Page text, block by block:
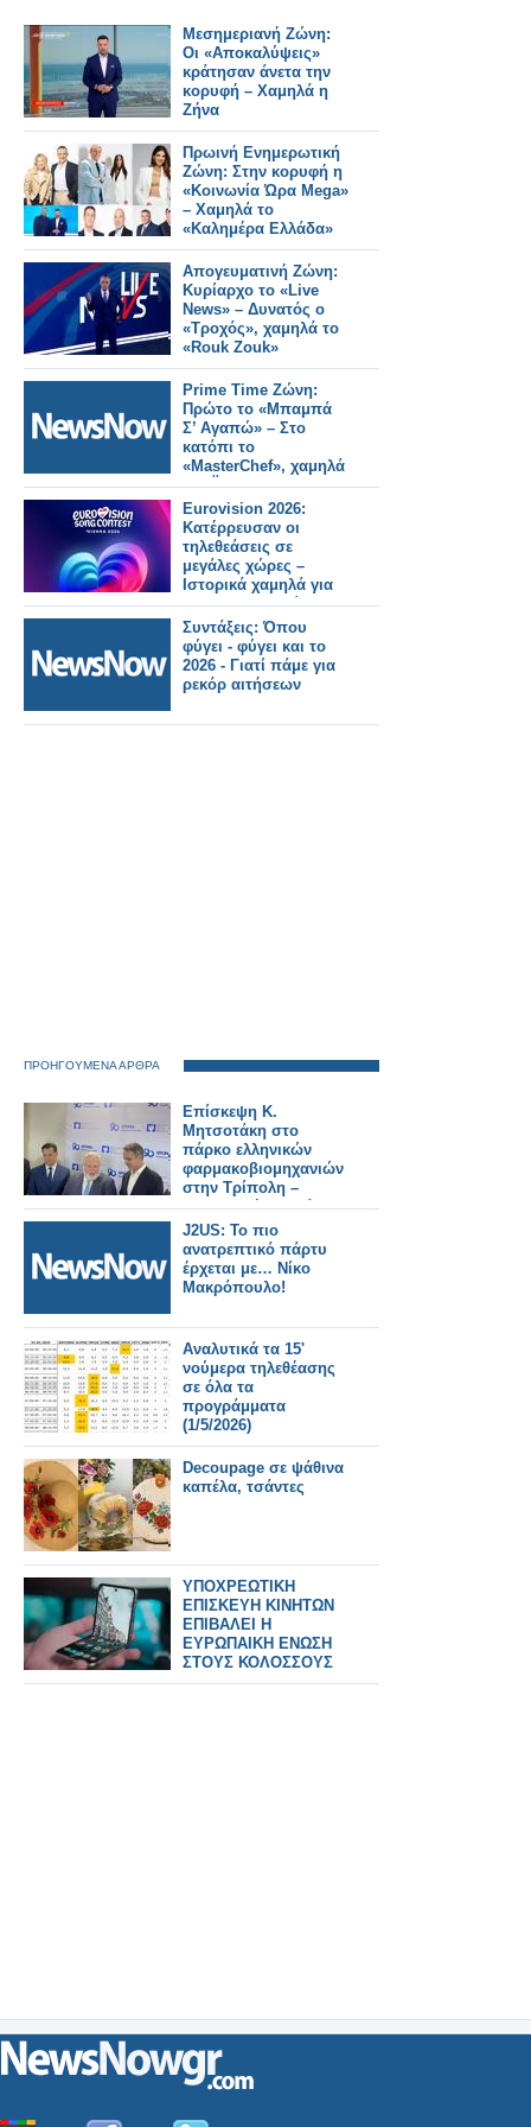
Μεσημεριανή Ζώνη:
Οι «Αποκαλύψεις»
κράτησαν άνετα την
κορυφή – Χαμηλά η
Ζήνα
Πρωινή Ενημερωτική
Ζώνη: Στην κορυφή η
«Κοινωνία Ώρα Mega»
– Χαμηλά το
«Καλημέρα Ελλάδα»
Απογευματινή Ζώνη:
Κυρίαρχο το «Live
News» – Δυνατός ο
«Τροχός», χαμηλά το
«Rouk Zouk»
Prime Time Ζώνη:
Πρώτο το «Μπαμπά
Σ’ Αγαπώ» – Στο
κατόπι το
«MasterChef», χαμηλά
ΣΚΑΪ και Open
Eurovision 2026:
Κατέρρευσαν οι
τηλεθεάσεις σε
μεγάλες χώρες –
Ιστορικά χαμηλά για
BBC και Σουηδία
Συντάξεις: Όπου
φύγει - φύγει και το
2026 - Γιατί πάμε για
ρεκόρ αιτήσεων
ΠΡΟΗΓΟΥΜΕΝΑ ΑΡΘΡΑ
Επίσκεψη Κ.
Μητσοτάκη στο
πάρκο ελληνικών
φαρμακοβιομηχανιών
στην Τρίπολη –
Παραγωγή φαρμάκων
για όλη την Ευρώπη
J2US: Το πιο
ανατρεπτικό πάρτυ
έρχεται με… Νίκο
Μακρόπουλο!
Αναλυτικά τα 15'
νούμερα τηλεθέασης
σε όλα τα
προγράμματα
(1/5/2026)
Decoupage σε ψάθινα
καπέλα, τσάντες
ΥΠΟΧΡΕΩΤΙΚΗ
ΕΠΙΣΚΕΥΗ ΚΙΝΗΤΩΝ
ΕΠΙΒΑΛΕΙ Η
ΕΥΡΩΠΑΙΚΗ ΕΝΩΣΗ
ΣΤΟΥΣ ΚΟΛΟΣΣΟΥΣ